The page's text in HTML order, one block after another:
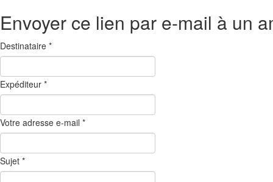
Envoyer ce lien par e-mail à un
Destinataire *
Expéditeur *
Votre adresse e-mail *
Sujet *